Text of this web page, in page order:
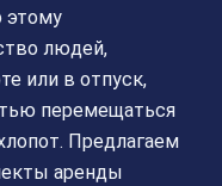
этому
людей,
или в отпуск,
перемещаться
Предлагаем
аренды